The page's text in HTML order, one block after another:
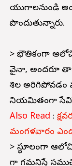
యుగాలనుండి
పొందుతున్నారు.
> భౌతికంగా
వైనా, అందరూ
శిల అరిగిపోవడం
నియమితంగా
Also Read :
మంగళవారం
> స్థూలంగా
గా గమనిస్తే